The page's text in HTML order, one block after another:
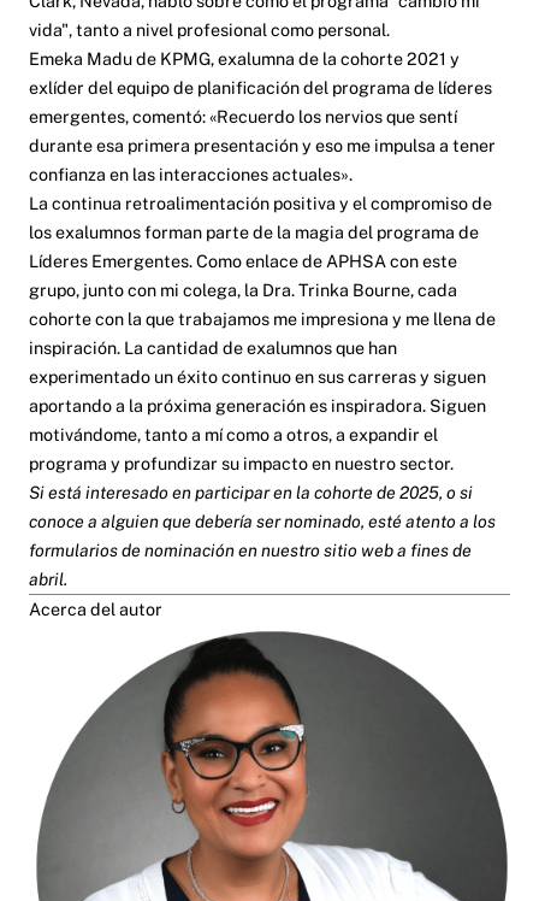
vida", tanto a nivel profesional como personal.
Emeka Madu de KPMG, exalumna de la cohorte 2021 y
exlíder del equipo de planificación del programa de líderes
emergentes, comentó: «Recuerdo los nervios que sentí
durante esa primera presentación y eso me impulsa a tener
confianza en las interacciones actuales».
La continua retroalimentación positiva y el compromiso de
los exalumnos forman parte de la magia del programa de
Líderes Emergentes. Como enlace de APHSA con este
grupo, junto con mi colega, la Dra. Trinka Bourne, cada
cohorte con la que trabajamos me impresiona y me llena de
inspiración. La cantidad de exalumnos que han
experimentado un éxito continuo en sus carreras y siguen
aportando a la próxima generación es inspiradora. Siguen
motivándome, tanto a mí como a otros, a expandir el
programa y profundizar su impacto en nuestro sector.
Si está interesado en participar en la cohorte de 2025, o si
conoce a alguien que debería ser nominado, esté atento a los
formularios de nominación en nuestro sitio web a fines de
abril.
Acerca del autor